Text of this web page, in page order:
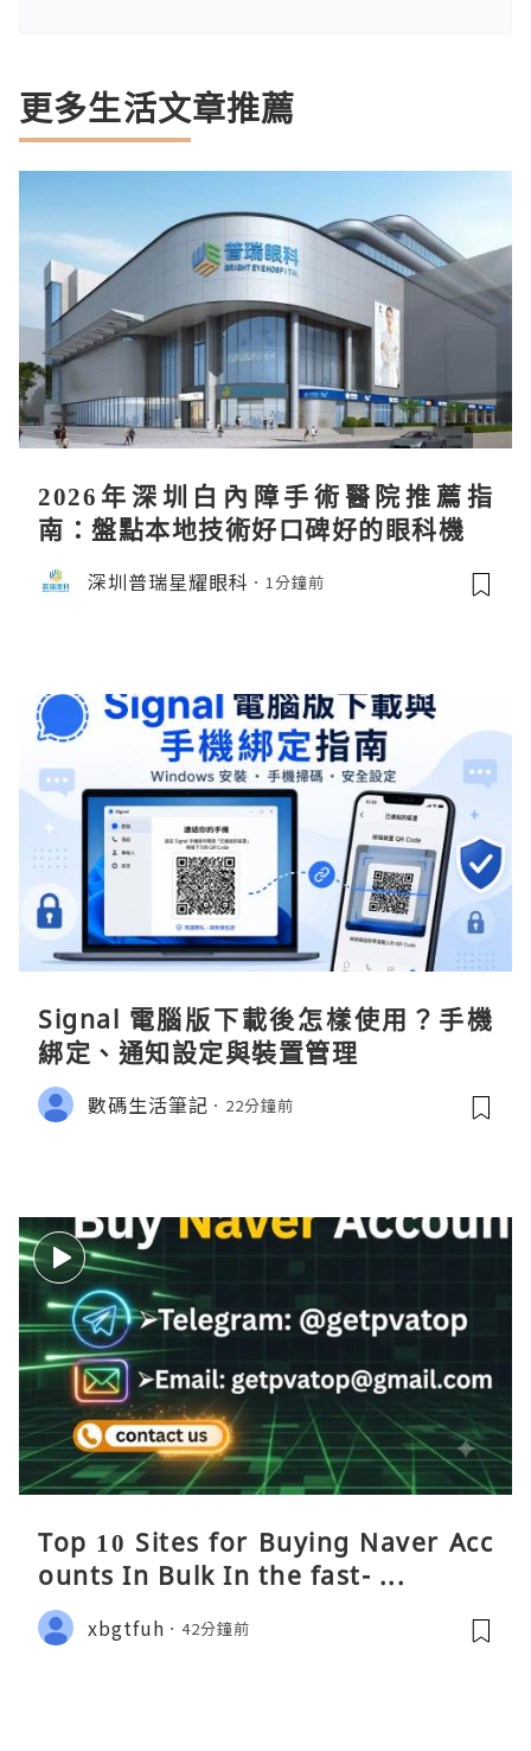
更多生活文章推薦
2026年深圳白內障手術醫院推薦指
南：盤點本地技術好口碑好的眼科機構
深圳普瑞星耀眼科 1分鐘前
Signal 電腦版下載後怎樣使用？手機
綁定、通知設定與裝置管理
數碼生活筆記 22分鐘前
Top 10 Sites for Buying Naver Acc
ounts In Bulk In the fast- ...
xbgtfuh 42分鐘前